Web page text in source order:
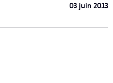
03 juin 2013